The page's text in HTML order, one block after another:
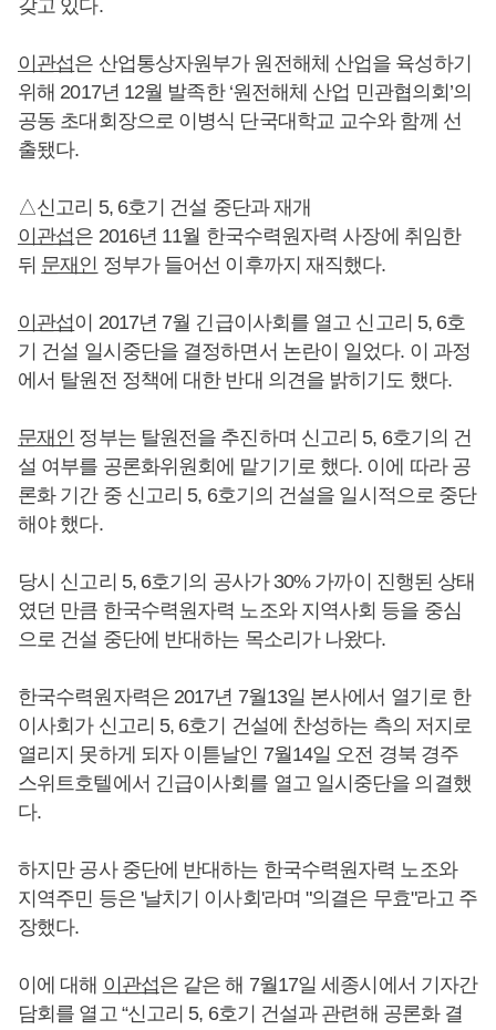
갖고 있다.
이관섭은 산업통상자원부가 원전해체 산업을 육성하기
위해 2017년 12월 발족한 ‘원전해체 산업 민관협의회’의
공동 초대회장으로 이병식 단국대학교 교수와 함께 선
출됐다.
△신고리 5, 6호기 건설 중단과 재개
이관섭은 2016년 11월 한국수력원자력 사장에 취임한
뒤 문재인 정부가 들어선 이후까지 재직했다.
이관섭이 2017년 7월 긴급이사회를 열고 신고리 5, 6호
기 건설 일시중단을 결정하면서 논란이 일었다. 이 과정
에서 탈원전 정책에 대한 반대 의견을 밝히기도 했다.
문재인 정부는 탈원전을 추진하며 신고리 5, 6호기의 건
설 여부를 공론화위원회에 맡기기로 했다. 이에 따라 공
론화 기간 중 신고리 5, 6호기의 건설을 일시적으로 중단
해야 했다.
당시 신고리 5, 6호기의 공사가 30% 가까이 진행된 상태
였던 만큼 한국수력원자력 노조와 지역사회 등을 중심
으로 건설 중단에 반대하는 목소리가 나왔다.
한국수력원자력은 2017년 7월13일 본사에서 열기로 한
이사회가 신고리 5, 6호기 건설에 찬성하는 측의 저지로
열리지 못하게 되자 이튿날인 7월14일 오전 경북 경주
스위트호텔에서 긴급이사회를 열고 일시중단을 의결했
다.
하지만 공사 중단에 반대하는 한국수력원자력 노조와
지역주민 등은 '날치기 이사회'라며 "의결은 무효"라고 주
장했다.
이에 대해 이관섭은 같은 해 7월17일 세종시에서 기자간
담회를 열고 “신고리 5, 6호기 건설과 관련해 공론화 결